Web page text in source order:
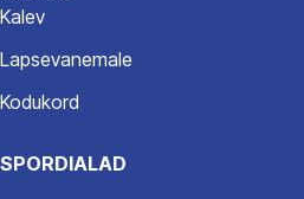
Kalev
Lapsevanemale
Kodukord
SPORDIALAD